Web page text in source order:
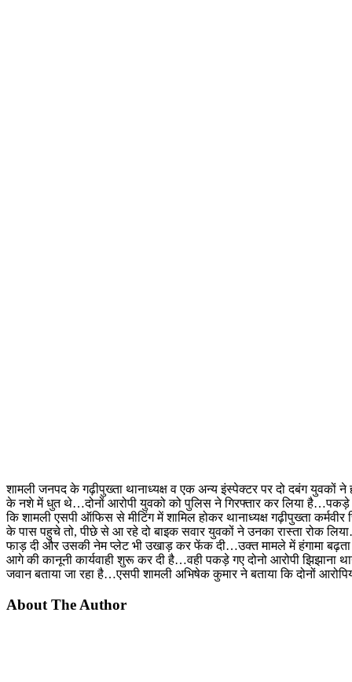
शामली जनपद के गढ़ीपुख्ता थानाध्यक्ष व एक अन्य इंस्पेक्टर पर दो दबंग युवकों
के नशे में धुत थे…दोनों आरोपी युवको को पुलिस ने गिरफ्तार कर लिया है…पकड़े
कि शामली एसपी ऑफिस से मीटिंग में शामिल होकर थानाध्यक्ष गढ़ीपुख्ता
के पास पहुचे तो, पीछे से आ रहे दो बाइक सवार युवकों ने उनका रास्ता रोक
फाड़ दी और उसकी नेम प्लेट भी उखाड़ कर फेंक दी…उक्त मामले में हंगामा बढ़ता
आगे की कानूनी कार्यवाही शुरू कर दी है…वही पकड़े गए दोनो आरोपी झिझाना
जवान बताया जा रहा है…एसपी शामली अभिषेक कुमार ने बताया कि दोनों
About The Author